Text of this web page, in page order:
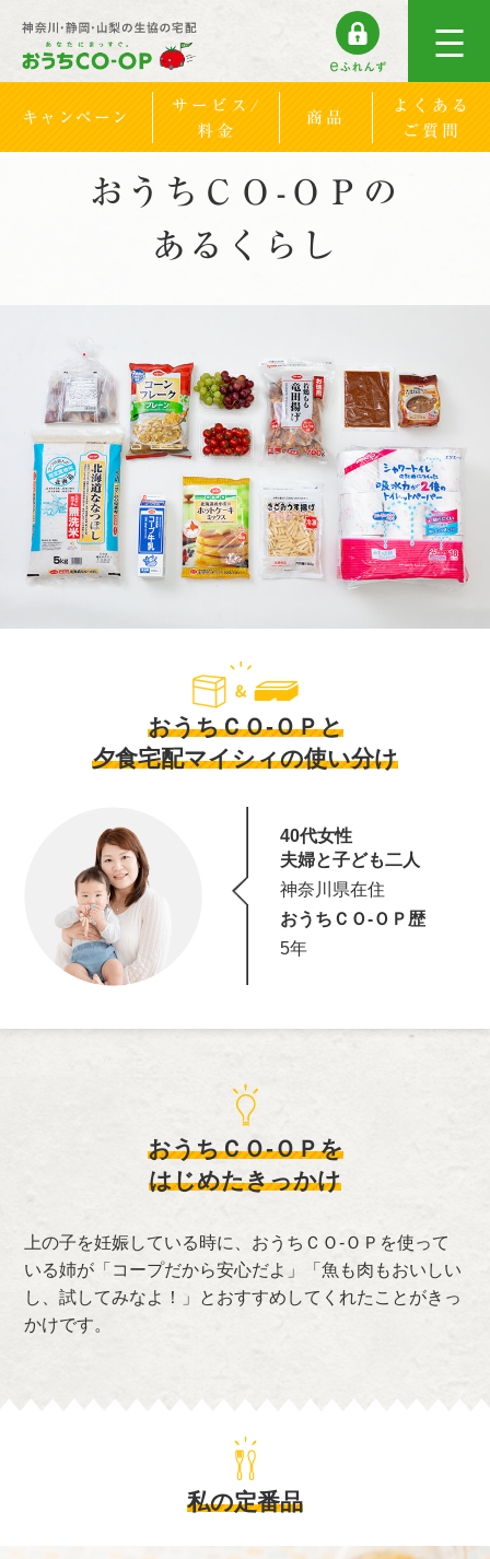
キャンペーン
サービス/
料金
商品
よくある
ご質問
おうちＣＯ-ＯＰの
あるくらし
おうちＣＯ-ＯＰと
夕食宅配マイシィの使い分け
40代女性
夫婦と子ども二人
神奈川県在住
おうちＣＯ-ＯＰ歴
5年
おうちＣＯ-ＯＰを
はじめたきっかけ
上の子を妊娠している時に、おうちＣＯ-ＯＰを使って
いる姉が「コープだから安心だよ」「魚も肉もおいしい
し、試してみなよ！」とおすすめしてくれたことがきっ
かけです。
私の定番品